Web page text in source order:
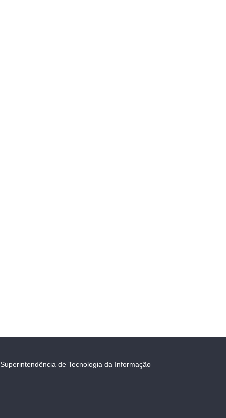
Superintendência de Tecnologia da Informação